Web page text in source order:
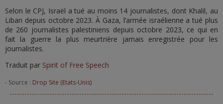
Selon le CPJ, Israël a tué au moins 14 journalistes, dont Khalil, au
Liban depuis octobre 2023. À Gaza, l’armée israélienne a tué plus
de 260 journalistes palestiniens depuis octobre 2023, ce qui en
fait la guerre la plus meurtrière jamais enregistrée pour les
journalistes.
Traduit par Spirit of Free Speech
- Source : Drop Site (Etats-Unis)